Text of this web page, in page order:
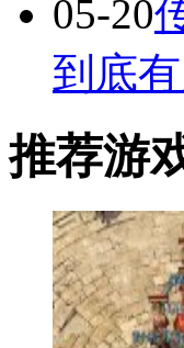
05-20
到底
推荐游